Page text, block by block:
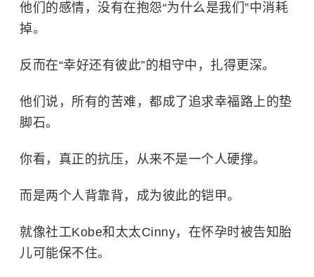
他们的感情，没有在抱怨“为什么是我们”中消耗
掉。
反而在“幸好还有彼此”的相守中，扎得更深。
他们说，所有的苦难，都成了追求幸福路上的垫
脚石。
你看，真正的抗压，从来不是一个人硬撑。
而是两个人背靠背，成为彼此的铠甲。
就像社工Kobe和太太Cinny，在怀孕时被告知胎
儿可能保不住。